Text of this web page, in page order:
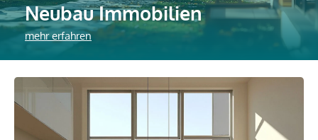
Neubau Immobilien
mehr erfahren